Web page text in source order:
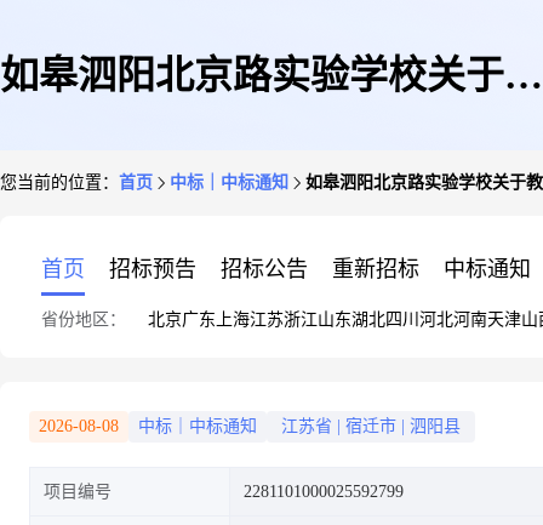
如皋泗阳北京路实验学校关于教
您当前的位置： 首页 中标｜中标通知 如皋泗阳北京路实验学校关于
首页 招标预告 招标公告 重新招标 中标通知
省份地区： 北京广东 上海江苏浙江山东湖北四川 河北河南天津山
2026-08-08 中标｜中标通知 江苏省 宿迁市 泗阳县
项目编号 2281101000025592799